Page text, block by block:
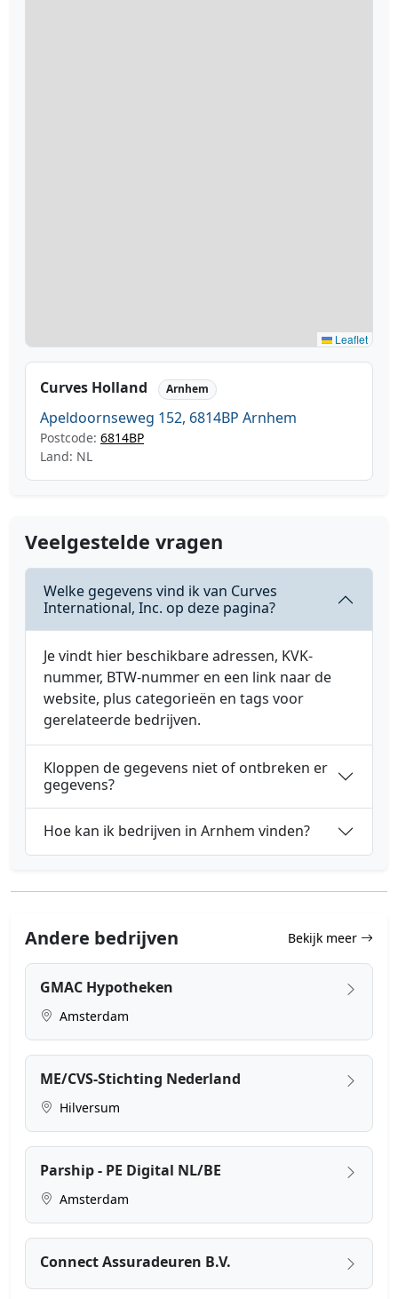
Leaflet
Curves Holland Arnhem
Apeldoornseweg 152, 6814BP Arnhem
Postcode: 6814BP
Land: NL
Veelgestelde vragen
Welke gegevens vind ik van Curves
International, Inc. op deze pagina?
Je vindt hier beschikbare adressen, KVK-
nummer, BTW-nummer en een link naar de
website, plus categorieën en tags voor
gerelateerde bedrijven.
Kloppen de gegevens niet of ontbreken er
gegevens?
Hoe kan ik bedrijven in Arnhem vinden?
Andere bedrijven Bekijk meer
GMAC Hypotheken
Amsterdam
ME/CVS-Stichting Nederland
Hilversum
Parship - PE Digital NL/BE
Amsterdam
Connect Assuradeuren B.V.